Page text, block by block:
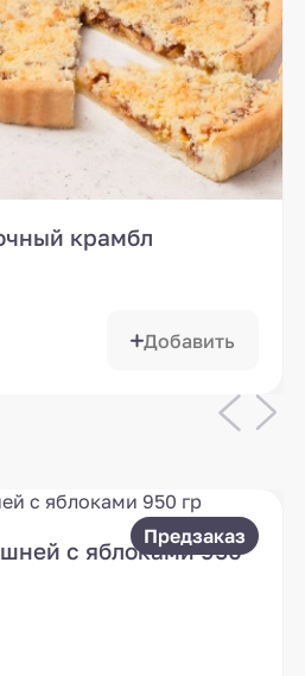
крамбл
Добавить
Предзаказ
с яблоками 950